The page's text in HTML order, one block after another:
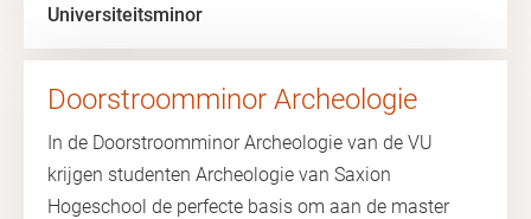
Universiteitsminor
Doorstroomminor Archeologie
In de Doorstroomminor Archeologie van de VU
krijgen studenten Archeologie van Saxion
Hogeschool de perfecte basis om aan de master